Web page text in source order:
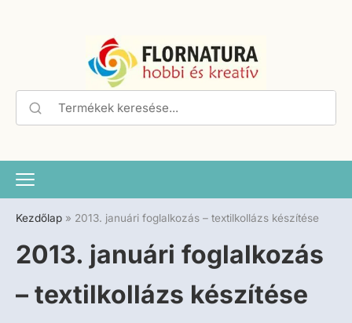
Kezdőlap » 2013. januári foglalkozás – textilkollázs készítése
2013. januári foglalkozás
– textilkollázs készítése